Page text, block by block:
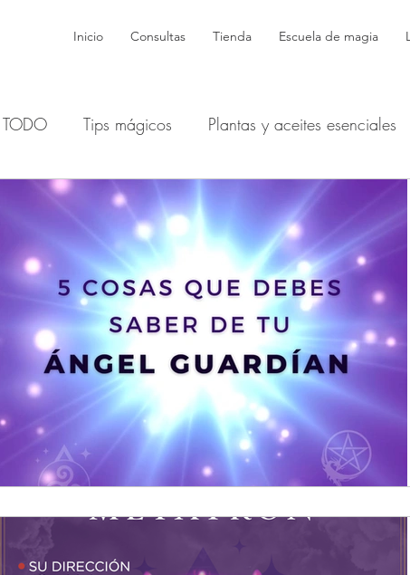
Inicio Consultas Tienda Escuela de magia
TODO Tips mágicos Plantas y aceites esenciales
Brujas y dones Wicca Símbolos
Dioses y Diosas Sagradas Hécate: Devocionales
Sabats y Esbats - Lunas Hechizos de dinero y buena
Opiniones de una bruja
Códex Grimorio Adivinación Dones